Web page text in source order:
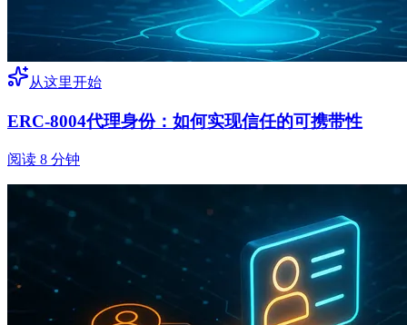
从这里开始
ERC-8004代理身份：如何实现信任的可携带性
阅读 8 分钟